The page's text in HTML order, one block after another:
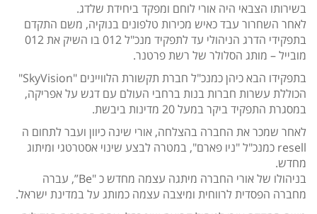
בשירותו הצבאי היה אורי לוחם ומפקד ביחידת שלדג.
לאחר השחרור עבד כאיש מכירות טלפונים בנוקיה, משם התקדם
בתפקידי הדרג הניהולי עד לתפקיד מנכ"ל 012 בו השיק את 012
מובייל – מותג הסלולר של רשת פרטנר.
בתפקידו הבא כיהן כמנכ"ל חברת תקשורת הלוויינים "SkyVision"
הכוללת עשרות חברות בנות ברחבי העולם עם דגש על אפריקה,
במסגרת התפקיד ביקר במעל 20 מדינות ביבשת.
לאחר שמכר את החברה בהצלחה, אורי שינה כיוון ועבר לתחום ה
resell כמנכ"ל "ניו פארם", במטרה לבצע שינוי אסטרטגי ומיתוג
מחדש.
בניהולו של אורי החברה מיתגה עצמה מחדש כ "Be”, עברה
מחברה הפסדית לרווחית ומיצבה עצמה כמותג על במדינת ישראל.